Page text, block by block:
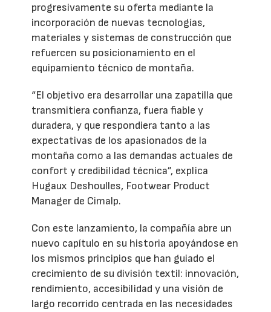
progresivamente su oferta mediante la
incorporación de nuevas tecnologías,
materiales y sistemas de construcción que
refuercen su posicionamiento en el
equipamiento técnico de montaña.
“El objetivo era desarrollar una zapatilla que
transmitiera confianza, fuera fiable y
duradera, y que respondiera tanto a las
expectativas de los apasionados de la
montaña como a las demandas actuales de
confort y credibilidad técnica”, explica
Hugaux Deshoulles, Footwear Product
Manager de Cimalp.
Con este lanzamiento, la compañía abre un
nuevo capítulo en su historia apoyándose en
los mismos principios que han guiado el
crecimiento de su división textil: innovación,
rendimiento, accesibilidad y una visión de
largo recorrido centrada en las necesidades